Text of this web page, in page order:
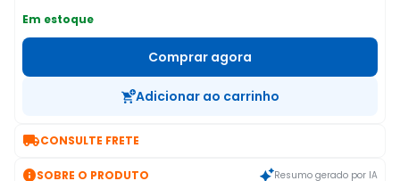
Em estoque
Comprar agora
Adicionar ao carrinho
CONSULTE FRETE
SOBRE O PRODUTO Resumo gerado por IA